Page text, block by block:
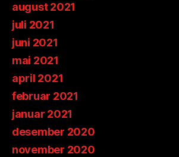
august 2021
juli 2021
juni 2021
mai 2021
april 2021
februar 2021
januar 2021
desember 2020
november 2020